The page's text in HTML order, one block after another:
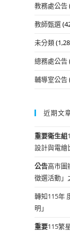
教務處公告
教師甄選
未分類
總務處公告
輔導室公告
近期文
重要衛生組
設計與電繪
公告高市圖
徵選活動」
轉知115年
明」
重要115繁